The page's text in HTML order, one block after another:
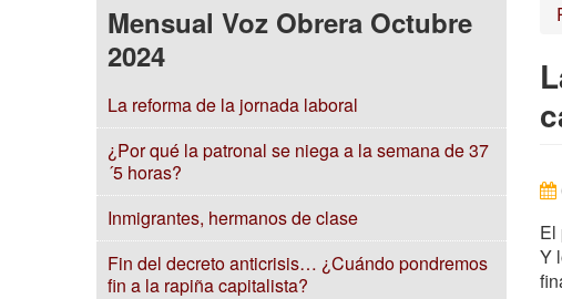
Mensual Voz Obrera Octubre
2024
La reforma de la jornada laboral
¿Por qué la patronal se niega a la semana de 37
´5 horas?
Inmigrantes, hermanos de clase
Fin del decreto anticrisis… ¿Cuándo pondremos
fin a la rapiña capitalista?
El
Y